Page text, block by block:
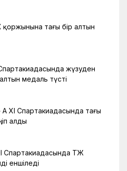
қоржынына тағы бір алтын
жүзуден
медаль түсті
XI Спартакиадасында тағы
алды
Спартакиадасында ҚТЖ
еншіледі